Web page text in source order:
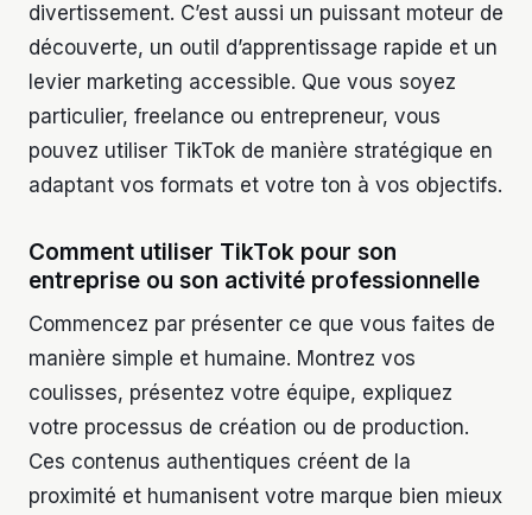
divertissement. C’est aussi un puissant moteur de
découverte, un outil d’apprentissage rapide et un
levier marketing accessible. Que vous soyez
particulier, freelance ou entrepreneur, vous
pouvez utiliser TikTok de manière stratégique en
adaptant vos formats et votre ton à vos objectifs.
Comment utiliser TikTok pour son
entreprise ou son activité professionnelle
Commencez par présenter ce que vous faites de
manière simple et humaine. Montrez vos
coulisses, présentez votre équipe, expliquez
votre processus de création ou de production.
Ces contenus authentiques créent de la
proximité et humanisent votre marque bien mieux